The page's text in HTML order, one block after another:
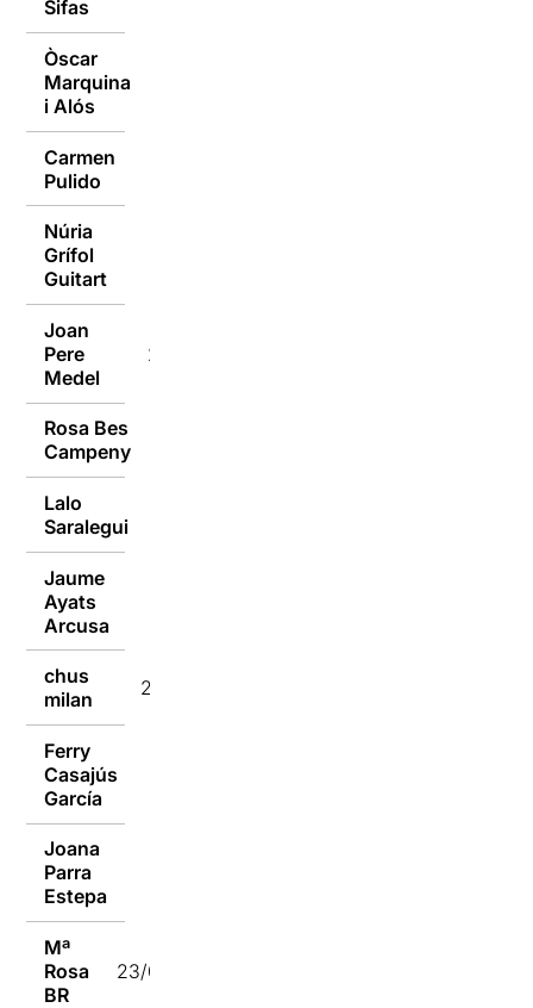
Sifas
Òscar
Marquina
i Alós
Carmen
Pulido
Núria
Grífol
Guitart
Joan
Pere
Medel
23/01/2017
Rosa Bes
Campeny
Lalo
Saralegui
Jaume
Ayats
Arcusa
chus
milan
23/01/2017
Ferry
Casajús
García
Joana
Parra
Estepa
Mª
Rosa
BR
23/01/2017